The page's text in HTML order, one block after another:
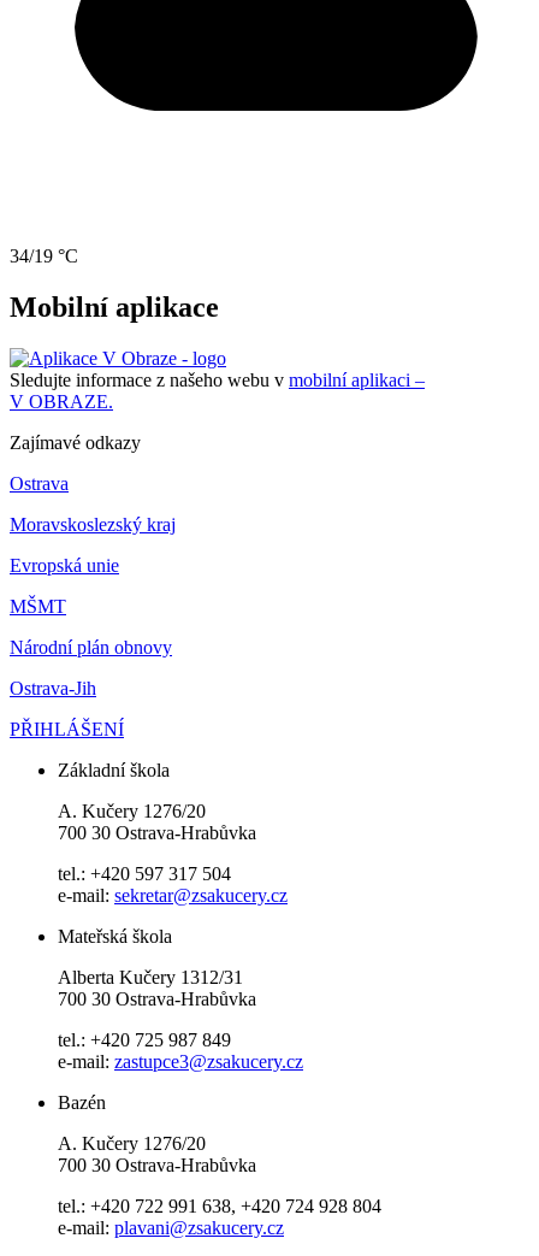
34/19 °C
Mobilní aplikace
Sledujte informace z našeho webu v mobilní aplikaci –
V OBRAZE.
Zajímavé odkazy
Ostrava
Moravskoslezský kraj
Evropská unie
MŠMT
Národní plán obnovy
Ostrava-Jih
PŘIHLÁŠENÍ
Základní škola
A. Kučery 1276/20
700 30 Ostrava-Hrabůvka
tel.: +420 597 317 504
e-mail: sekretar@zsakucery.cz
Mateřská škola
Alberta Kučery 1312/31
700 30 Ostrava-Hrabůvka
tel.: +420 725 987 849
e-mail: zastupce3@zsakucery.cz
Bazén
A. Kučery 1276/20
700 30 Ostrava-Hrabůvka
tel.: +420 722 991 638, +420 724 928 804
e-mail: plavani@zsakucery.cz